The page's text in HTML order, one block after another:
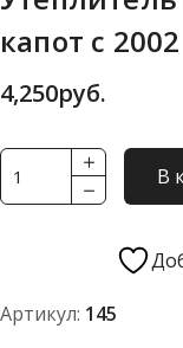
капот с
4,250руб.
Количество
товара
(металл.
В
Артикул: 145